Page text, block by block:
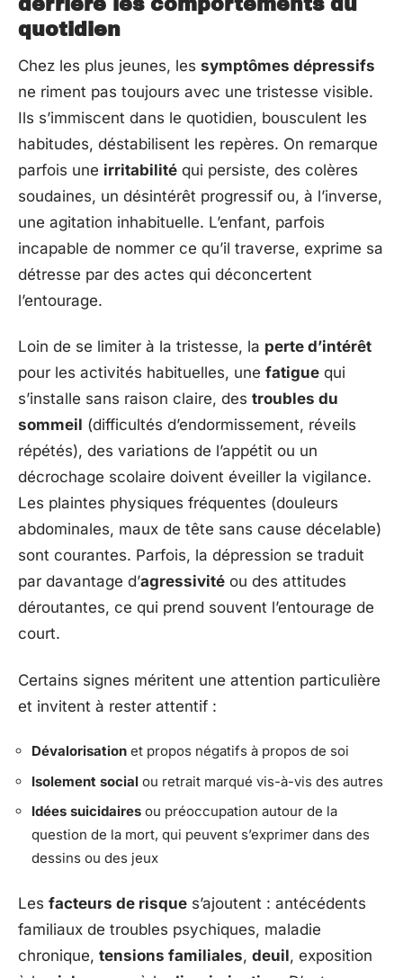
quotidien
Chez les plus jeunes, les symptômes dépressifs
ne riment pas toujours avec une tristesse visible.
Ils s’immiscent dans le quotidien, bousculent les
habitudes, déstabilisent les repères. On remarque
parfois une irritabilité qui persiste, des colères
soudaines, un désintérêt progressif ou, à l’inverse,
une agitation inhabituelle. L’enfant, parfois
incapable de nommer ce qu’il traverse, exprime sa
détresse par des actes qui déconcertent
l’entourage.
Loin de se limiter à la tristesse, la perte d’intérêt
pour les activités habituelles, une fatigue qui
s’installe sans raison claire, des troubles du
sommeil (difficultés d’endormissement, réveils
répétés), des variations de l’appétit ou un
décrochage scolaire doivent éveiller la vigilance.
Les plaintes physiques fréquentes (douleurs
abdominales, maux de tête sans cause décelable)
sont courantes. Parfois, la dépression se traduit
par davantage d’agressivité ou des attitudes
déroutantes, ce qui prend souvent l’entourage de
court.
Certains signes méritent une attention particulière
et invitent à rester attentif :
Dévalorisation et propos négatifs à propos de soi
Isolement social ou retrait marqué vis-à-vis des autres
Idées suicidaires ou préoccupation autour de la
question de la mort, qui peuvent s’exprimer dans des
dessins ou des jeux
Les facteurs de risque s’ajoutent : antécédents
familiaux de troubles psychiques, maladie
chronique, tensions familiales, deuil, exposition